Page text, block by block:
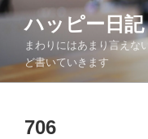
コ
ン
ツ
ハッピー日記
まわりにはあまり言えな
ど書いていきます
706